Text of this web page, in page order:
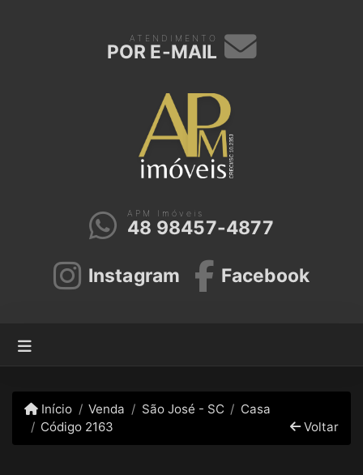
ATENDIMENTO
POR E-MAIL
APM Imóveis
48 98457-4877
Instagram Facebook
Início Venda São José - SC
Casa
Código 2163
Voltar